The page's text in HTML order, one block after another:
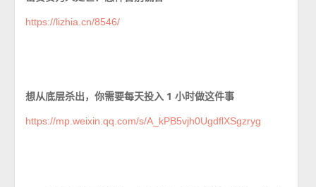
https://lizhia.cn/8546/
想从底层杀出，你需要每天投入 1 小时做这件事
https://mp.weixin.qq.com/s/A_kPB5vjh0UgdflXSgzryg